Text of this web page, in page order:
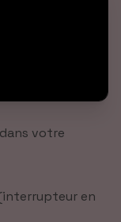
dans votre
en